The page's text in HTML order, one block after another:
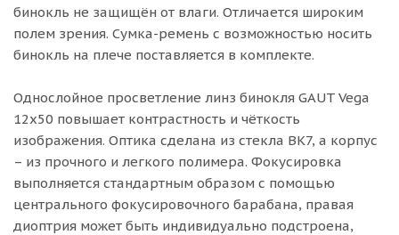
бинокль не защищён от влаги. Отличается широким
полем зрения. Сумка-ремень с возможностью носить
бинокль на плече поставляется в комплекте.
Однослойное просветление линз бинокля GAUT Vega
12x50 повышает контрастность и чёткость
изображения. Оптика сделана из стекла BK7, а корпус
– из прочного и легкого полимера. Фокусировка
выполняется стандартным образом с помощью
центрального фокусировочного барабана, правая
диоптрия может быть индивидуально подстроена,